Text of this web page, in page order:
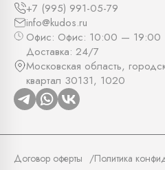
+7 (995) 991-05-79
info@kudos.ru
Офис: Офис: 10:00 — 19:00
Доставка: 24/7
Московская область,
квартал 30131, 1020
Договор оферты Политика